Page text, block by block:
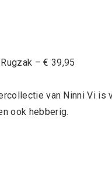
Rugzak – € 39,95
van Ninni Vi is
ook hebberig.